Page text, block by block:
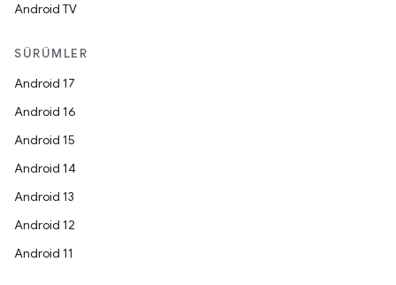
Android TV
SÜRÜMLER
Android 17
Android 16
Android 15
Android 14
Android 13
Android 12
Android 11